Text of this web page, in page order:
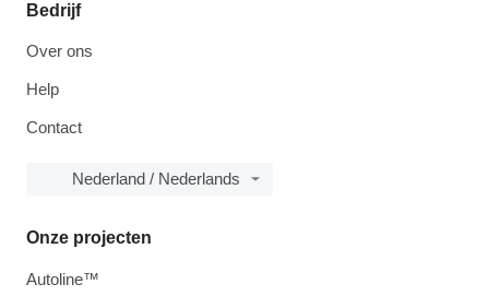
Bedrijf
Over ons
Help
Contact
Nederland / Nederlands
Onze projecten
Autoline™